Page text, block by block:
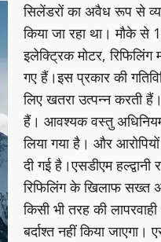
सिलेंडरों का अवैध रूप से
किया जा रहा था। मौके
इलेक्ट्रिक मोटर,
गए हैं।इस प्रकार की
लिए खतरा उत्पन्न करती
हैं। आवश्यक वस्तु
लिया गया है। और
दी गई है।एसडीएम
रिफिलिंग के खिलाफ सख्त
किसी भी तरह की
बर्दाश्त नहीं किया